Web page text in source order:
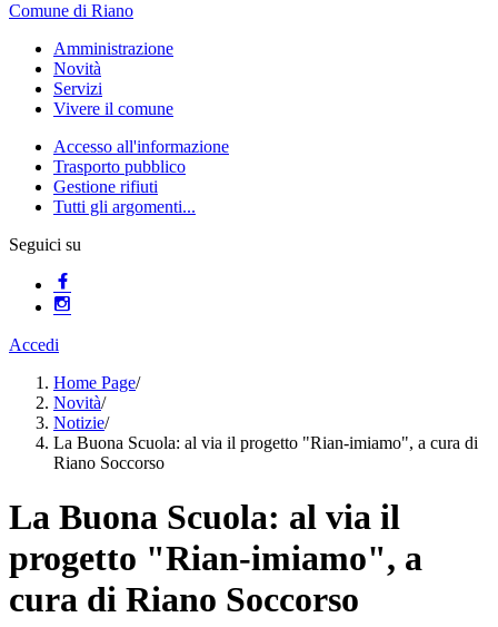
Comune di Riano
Amministrazione
Novità
Servizi
Vivere il comune
Accesso all'informazione
Trasporto pubblico
Gestione rifiuti
Tutti gli argomenti...
Seguici su
Accedi
Home Page/
Novità/
Notizie/
La Buona Scuola: al via il progetto "Rian-imiamo", a cura di
Riano Soccorso
La Buona Scuola: al via il
progetto "Rian-imiamo", a
cura di Riano Soccorso